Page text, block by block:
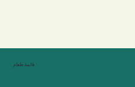
قائمة طعام